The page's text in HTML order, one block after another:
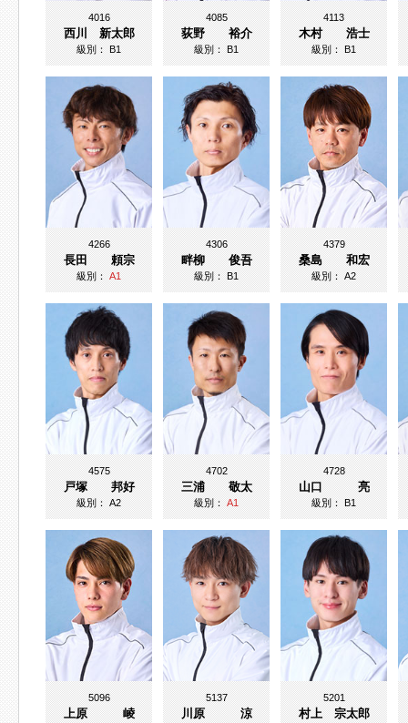
4016
西川 新太郎
級別：B1
4085
荻野 裕介
級別：B1
4113
木村 浩士
級別：B1
4266
長田 頼宗
級別：A1
4306
畔柳 俊吾
級別：B1
4379
桑島 和宏
級別：A2
4575
戸塚 邦好
級別：A2
4702
三浦 敬太
級別：A1
4728
山口 亮
級別：B1
5096
上原 崚
5137
川原 涼
5201
村上 宗太郎